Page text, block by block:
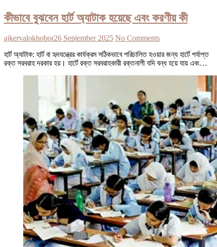
কীভাবে বুঝবেন হার্ট অ্যাটাক হয়েছে এবং করণীয় কী
ajkervalokhobor26 September 2025 No Comments
হার্ট অ্যাটাক: হার্ট বা হৃদযন্ত্রের কার্যক্রম সঠিকভাবে পরিচালিত হওয়ার জন্য হার্টে পর্যাপ্ত
রক্ত সরবরাহ দরকার হয়। হার্টে রক্ত সরবরাহকারী রক্তনালী যদি বন্ধ হয়ে যায় এবং…